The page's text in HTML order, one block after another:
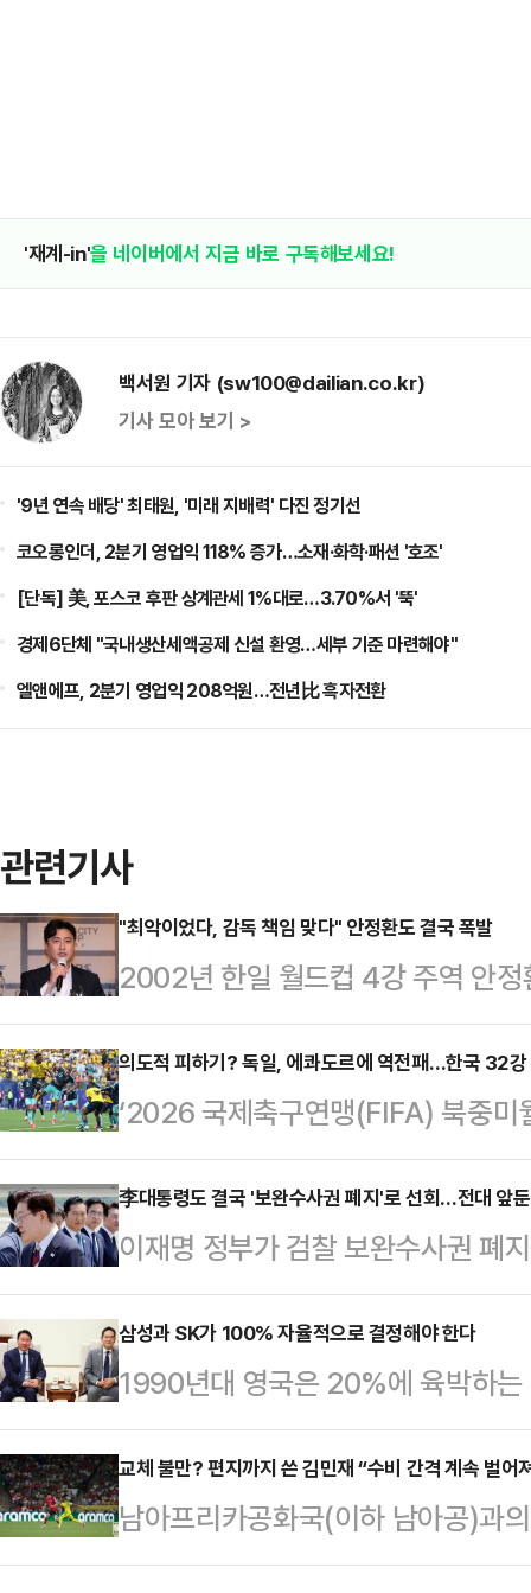
'재계-in'을 네이버에서 지금 바로 구독해보세요!
백서원 기자 (sw100@dailian.co.kr)
기사 모아 보기 >
'9년 연속 배당' 최태원, '미래 지배력' 다진 정기선
코오롱인더, 2분기 영업익 118% 증가…소재·화학·패션 '호조'
[단독] 美, 포스코 후판 상계관세 1%대로…3.70%서 '뚝'
경제6단체 "국내생산세액공제 신설 환영…세부 기준 마련해야"
엘앤에프, 2분기 영업익 208억원…전년比 흑자전환
관련기사
"최악이었다, 감독 책임 맞다" 안정환도 결국 폭발
2002년 한일 월드컵 4강 주역 안
국과의 2026 북중미 월드컵 A조
쓴소리를 쏟아냈다.안정환은 25일
3경기 중 최악이었다"며 대표팀의
체를 느끼지 못했다"며 "결국 팀을
은 불가피하다"고 작심 발언을 이
함이 없었다. '졌잘싸'도 아니다"라
느껴졌다"고 …
의도적 피하기? 독일, 에콰도르에 역전패…한국 32강
‘2026 국제축구연맹(FIFA) 북중미
전패를 당했다. 한국으로서는 좋지
국시각) 미국 뉴욕 뉴저지 스타디
에서 에콰도르에 1-2로 역전패를
출을 확정했던 독일은 동 시간대
승점서 동률을 이뤘지만 승자승 원
드로 32강 토너먼트 진출의 실낱
한 독일의 패배…
李대통령도 결국 '보완수사권 폐지'로 선회…전대 앞
이재명 정부가 검찰 보완수사권 폐
주당 전당대회 구도에도 적잖은 파
외적 보완수사권 허용' 기조가 폐지
앞둔 민주당 당권주자들의 압박이
히 정청래 전 대표 등 당권주자들이
을 경쟁적으로 내세워 온 상황에서
으로 당권주자들의 손을 들어준 모
부서울청사에서 긴급 브리핑을 …
삼성과 SK가 100% 자율적으로 결정해야 한다
1990년대 영국은 20%에 육박하는
기업을 유치했다. 당시만 해도 글로
북부의 티사이드에, LG전자도 잉
전공장을 설립했다. 현대전자(지금
에 36억 달러 규모의 메모리 반도
교체 불만? 편지까지 쓴 김민재 “수비 간격 계속 벌어
남아프리카공화국(이하 남아공)과
드컵’ 조별리그 최종전 교체 과정